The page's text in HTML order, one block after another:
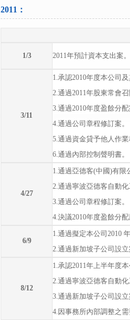
2011：
1/3 2011年預計資本支出案。
3/11
1.承認2010年度本公司
2.通過2011年股東常會
3.通過2010年度盈餘分配
4.通過公司章程修訂案。
5.通過資金貸予他人作
6.通過內部控制聲明書。
4/27
1.通過亞德客(中國)有限
2.通過寧波亞德客自動化
3.通過公司章程修訂案。
4.決議2010年度盈餘分
6/9
1.通過擬定本公司2010
2.通過新加坡子公司設立
8/12
1.承認2011年上半年度
2.通過寧波亞德客自動
3.通過新加坡子公司設立
4.因事務所內部調整之